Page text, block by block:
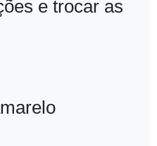
e trocar as